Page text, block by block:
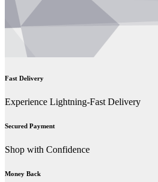
Fast Delivery
Experience Lightning-Fast Delivery
Secured Payment
Shop with Confidence
Money Back